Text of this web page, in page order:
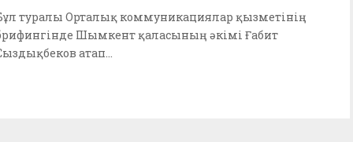
туралы Орталық коммуникациялар қызметінің
Шымкент қаласының әкімі Ғабит
атап...